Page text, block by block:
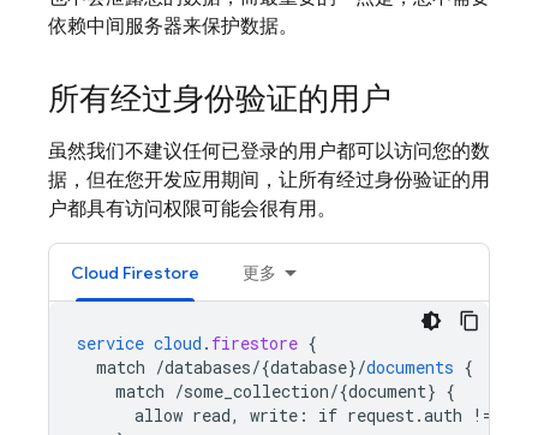
依赖中间服务器来保护数据。
所有经过身份验证的用户
虽然我们不建议任何已登录的用户都可以访问您的数
据，但在您开发应用期间，让所有经过身份验证的用
户都具有访问权限可能会很有用。
Cloud Firestore 更多
service cloud . firestore {
match /databases/{database}/documents {
match /some_collection/{document} {
allow read, write : if request.auth !=